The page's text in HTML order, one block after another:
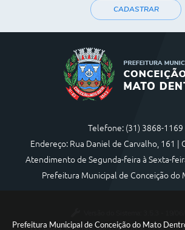
Prefeitura Municipal de Conceição do Mato
CADASTRAR
Telefone: (31) 3868-1169
Endereço: Rua Daniel de Carvalho, 161 |
Atendimento de Segunda-feira à Sexta-
Prefeitura Municipal de Conceição do